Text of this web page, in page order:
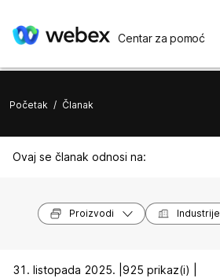
Centar za pomoć
Početak / Članak
Ovaj se članak odnosi na:
Proizvodi Industrije
31. listopada 2025. | 925 prikaz(i) |